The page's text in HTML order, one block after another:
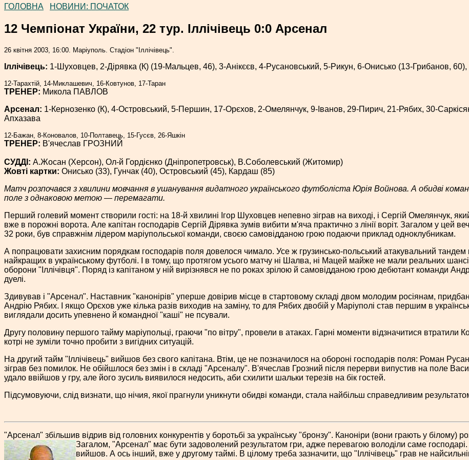
ГОЛОВНА НОВИНИ: ПОЧАТОК
12 Чемпіонат України, 22 тур. Іллічівець 0:0 Арсенал
26 квітня 2003, 16:00. Маріуполь. Стадіон "Іллічівець".
Іллічівець: 1-Шуховцев, 2-Дірявка (К) (19-Мальцев, 46), 3-Анікєєв, 4-Русановський, 5-Рикун, 6-Онисько (13-Грибанов,
12-Тарахтій, 14-Миклашевич, 16-Ковтунов, 17-Таран
ТРЕНЕР: Микола ПАВЛОВ
Арсенал: 1-Кернозенко (К), 4-Островський, 5-Першин, 17-Орєхов, 2-Омелянчук, 9-Іванов, 29-Пирич, 21-Рябих, 30-
Апхазава
12-Бажан, 8-Коновалов, 10-Полтавець, 15-Гусєв, 26-Яшкін
ТРЕНЕР: В'ячеслав ГРОЗНИЙ
СУДДІ: А.Жосан (Херсон), Ол-й Гордієнко (Дніпропетровськ), В.Соболевський (Житомир)
Жовті картки: Онисько (33), Гунчак (40), Островський (45), Кардаш (85)
Матч розпочався з хвилини мовчання в ушанування видатного українського футболіста Юрія Войнова. А обидві
поле з однаковою метою — перемагати.
Перший голевий момент створили гості: на 18-й хвилині Ігор Шуховцев непевно зіграв на виході, і Сергій Омелянчук,
вже в порожні ворота. Але капітан господарів Сергій Дірявка зумів вибити м'яча практично з лінії воріт. Загалом у цей
32 роки, був справжнім лідером маріупольської команди, своєю самовідданою грою подаючи приклад одноклубникам.
А попрацювати захисним порядкам господарів поля довелося чимало. Усе ж грузинсько-польський атакувальний
найкращих в українському футболі. І в тому, що протягом усього матчу ні Шалва, ні Мацей майже не мали реальних
оборони "Іллічівця". Поряд із капітаном у ній вирізнявся не по роках зрілою й самовідданою грою дебютант команди
дуелі.
Здивував і "Арсенал". Наставник "канонірів" уперше довірив місце в стартовому складі двом молодим росіянам,
Андрію Рябих. І якщо Орєхов уже кілька разів виходив на заміну, то для Рябих двобій у Маріуполі став першим в
виглядали досить упевнено й командної "каші" не псували.
Другу половину першого тайму маріупольці, граючи "по вітру", провели в атаках. Гарні моменти відзначитися втратили
котрі не зуміли точно пробити з вигідних ситуацій.
На другий тайм "Іллічівець" вийшов без свого капітана. Втім, це не позначилося на обороні господарів поля: Роман
зіграв без помилок. Не обійшлося без змін і в складі "Арсеналу". В'ячеслав Грозний після перерви випустив на поле
удало ввійшов у гру, але його зусиль виявилося недосить, аби схилити шальки терезів на бік гостей.
Підсумовуючи, слід визнати, що нічия, якої прагнули уникнути обидві команди, стала найбільш справедливим
"Арсенал" збільшив відрив від головних конкурентів у боротьбі за українську "бронзу". Каноніри (вони грають у білому)
Загалом, "Арсенал" має бути задоволений результатом гри, адже перевагою володіли саме господарі.
вийшов. А ось інший, вже у другому таймі. В цілому треба зазначити, що "Іллічівець" грав не